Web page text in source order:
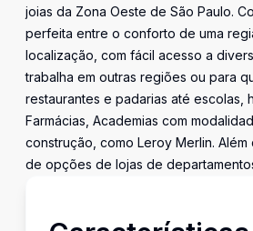
joias da Zona Oeste de São Paulo.
perfeita entre o conforto de uma
localização, com fácil acesso a
trabalha em outras regiões ou para
restaurantes e padarias até escolas,
Farmácias, Academias com
construção, como Leroy Merlin.
de opções de lojas de